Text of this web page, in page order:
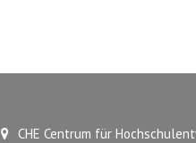
CHE Centrum für